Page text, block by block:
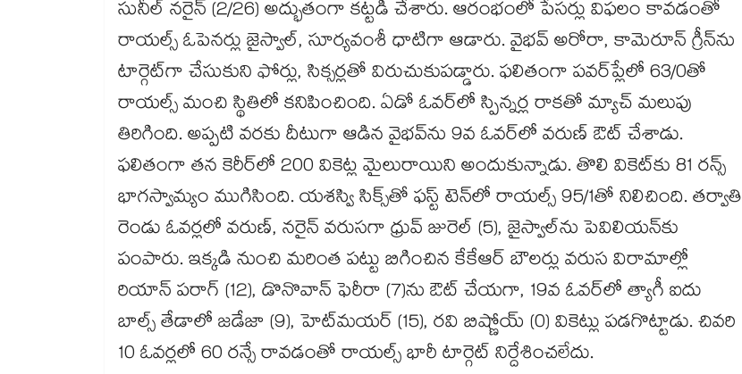
సునీల్‌‌‌‌‌‌‌‌‌‌‌‌‌‌‌‌‌‌‌‌‌‌‌‌‌‌‌‌‌‌‌‌‌‌‌‌‌‌‌‌‌‌‌‌‌‌‌‌‌‌‌‌‌‌‌‌‌‌‌‌‌‌‌‌‌‌‌‌‌‌‌‌‌‌‌‌‌‌‌‌‌‌‌‌‌‌‌‌‌‌‌‌‌‌‌‌‌‌‌‌‌‌‌‌‌‌‌‌‌‌‌‌‌‌‌‌‌‌‌‌‌‌‌‌‌‌‌‌ నరైన్‌‌‌‌‌‌‌‌‌‌‌‌‌‌‌‌‌‌‌‌‌‌‌‌‌‌‌‌‌‌‌‌‌‌‌‌‌‌‌‌‌‌‌‌‌‌‌‌‌‌‌‌‌‌‌‌‌‌‌‌‌‌‌‌‌‌‌‌‌‌‌‌‌‌‌‌‌‌‌‌‌‌‌‌‌‌‌‌‌‌‌‌‌‌‌‌‌‌‌‌‌‌‌‌‌‌‌‌‌‌‌‌‌‌‌‌‌‌‌‌‌‌‌‌‌‌‌‌ (2/26) అద్భుతంగా కట్టడి చేశారు. ఆరంభంలో పేసర్లు విఫలం కావడంతో
రాయల్స్‌‌‌‌‌‌‌‌‌‌‌‌‌‌‌‌‌‌‌‌‌‌‌‌‌‌‌‌‌‌‌‌‌‌‌‌‌‌‌‌‌‌‌‌‌‌‌‌‌‌‌‌‌‌‌‌‌‌‌‌‌‌‌‌‌‌‌‌‌‌‌‌‌‌‌‌‌‌‌‌‌‌‌‌‌‌‌‌‌‌‌‌‌‌‌‌‌‌‌‌‌‌‌‌‌‌‌‌‌‌‌‌‌‌‌‌‌‌‌‌‌‌‌‌‌‌‌‌ ఓపెనర్లు జైస్వాల్‌‌‌‌‌‌‌‌‌‌‌‌‌‌‌‌‌‌‌‌‌‌‌‌‌‌‌‌‌‌‌‌‌‌‌‌‌‌‌‌‌‌‌‌‌‌‌‌‌‌‌‌‌‌‌‌‌‌‌‌‌‌‌‌‌‌‌‌‌‌‌‌‌‌‌‌‌‌‌‌‌‌‌‌‌‌‌‌‌‌‌‌‌‌‌‌‌‌‌‌‌‌‌‌‌‌‌‌‌‌‌‌‌‌‌‌‌‌‌‌‌‌‌‌‌‌‌‌, సూర్యవంశీ ధాటిగా ఆడారు. వైభవ్‌‌‌‌‌‌‌‌‌‌‌‌‌‌‌‌‌‌‌‌‌‌‌‌‌‌‌‌‌‌‌‌‌‌‌‌‌‌‌‌‌‌‌‌‌‌‌‌‌‌‌‌‌‌‌‌‌‌‌‌‌‌‌‌‌‌‌‌‌‌‌‌‌‌‌‌‌‌‌‌‌‌‌‌‌‌‌‌‌‌‌‌‌‌‌‌‌‌‌‌‌‌‌‌‌‌‌‌‌‌‌‌‌‌‌‌‌‌‌‌‌‌‌‌‌‌‌‌ అరోరా, కామెరూన్‌‌‌‌‌‌‌‌‌‌‌‌‌‌‌‌‌‌‌‌‌‌‌‌‌‌‌‌‌‌‌‌‌‌‌‌‌‌‌‌‌‌‌‌‌‌‌‌‌‌‌‌‌‌‌‌‌‌‌‌‌‌‌‌‌‌‌‌‌‌‌‌‌‌‌‌‌‌‌‌‌‌‌‌‌‌‌‌‌‌‌‌‌‌‌‌‌‌‌‌‌‌‌‌‌‌‌‌‌‌‌‌‌‌‌‌‌‌‌‌‌‌‌‌‌‌‌‌ గ్రీన్‌‌‌‌‌‌‌‌‌‌‌‌‌‌‌‌‌‌‌‌‌‌‌‌‌‌‌‌‌‌‌‌‌‌‌‌‌‌‌‌‌‌‌‌‌‌‌‌‌‌‌‌‌‌‌‌‌‌‌‌‌‌‌‌‌‌‌‌‌‌‌‌‌‌‌‌‌‌‌‌‌‌‌‌‌‌‌‌‌‌‌‌‌‌‌‌‌‌‌‌‌‌‌‌‌‌‌‌‌‌‌‌‌‌‌‌‌‌‌‌‌‌‌‌‌‌‌‌ను
టార్గెట్‌‌గా చేసుకుని ఫోర్లు, సిక్సర్లతో విరుచుకుపడ్డారు. ఫలితంగా పవర్‌‌‌‌‌‌‌‌‌‌‌‌‌‌‌‌‌‌‌‌‌‌‌‌‌‌‌‌‌‌‌‌‌‌‌‌‌‌‌‌‌‌‌‌‌‌‌‌‌‌‌‌‌‌‌‌‌‌‌‌‌‌‌‌‌‌‌‌‌‌‌‌‌‌‌‌‌‌‌‌‌‌‌‌‌‌‌‌‌‌‌‌‌‌‌‌‌‌‌‌‌‌‌‌‌‌‌‌‌‌‌‌‌‌‌‌‌‌‌‌‌‌‌‌‌‌‌‌ప్లేలో 63/0తో
రాయల్స్‌‌‌‌‌‌‌‌‌‌‌‌‌‌‌‌‌‌‌‌‌‌‌‌‌‌‌‌‌‌‌‌‌‌‌‌‌‌‌‌‌‌‌‌‌‌‌‌‌‌‌‌‌‌‌‌‌‌‌‌‌‌‌‌‌‌‌‌‌‌‌‌‌‌‌‌‌‌‌‌‌‌‌‌‌‌‌‌‌‌‌‌‌‌‌‌‌‌‌‌‌‌‌‌‌‌‌‌‌‌‌‌‌‌‌‌‌‌‌‌‌‌‌‌‌‌‌‌ మంచి స్థితిలో కనిపించింది. ఏడో ఓవర్‌‌‌‌‌‌‌‌‌‌‌‌‌‌‌‌‌‌‌‌‌‌‌‌‌‌‌‌‌‌‌‌‌‌‌‌‌‌‌‌‌‌‌‌‌‌‌‌‌‌‌‌‌‌‌‌‌‌‌‌‌‌‌‌‌‌‌‌‌‌‌‌‌‌‌‌‌‌‌‌‌‌‌‌‌‌‌‌‌‌‌‌‌‌‌‌‌‌‌‌‌‌‌‌‌‌‌‌‌‌‌‌‌‌‌‌‌‌‌‌‌‌‌‌‌‌‌‌లో స్పిన్నర్ల రాకతో మ్యాచ్‌‌‌‌‌‌‌‌‌‌‌‌‌‌‌‌‌‌‌‌‌‌‌‌‌‌‌‌‌‌‌‌‌‌‌‌‌‌‌‌‌‌‌‌‌‌‌‌‌‌‌‌‌‌‌‌‌‌‌‌‌‌‌‌‌‌‌‌‌‌‌‌‌‌‌‌‌‌‌‌‌‌‌‌‌‌‌‌‌‌‌‌‌‌‌‌‌‌‌‌‌‌‌‌‌‌‌‌‌‌‌‌‌‌‌‌‌‌‌‌‌‌‌‌‌‌‌‌ మలుపు
తిరిగింది. అప్పటి వరకు దీటుగా ఆడిన వైభవ్‌‌‌‌‌‌‌‌‌‌‌‌‌‌‌‌‌‌‌‌‌‌‌‌‌‌‌‌‌‌‌‌‌‌‌‌‌‌‌‌‌‌‌‌‌‌‌‌‌‌‌‌‌‌‌‌‌‌‌‌‌‌‌‌‌‌‌‌‌‌‌‌‌‌‌‌‌‌‌‌‌‌‌‌‌‌‌‌‌‌‌‌‌‌‌‌‌‌‌‌‌‌‌‌‌‌‌‌‌‌‌‌‌‌‌‌‌‌‌‌‌‌‌‌‌‌‌‌ను 9వ ఓవర్‌‌‌‌‌‌‌‌‌‌‌‌‌‌‌‌‌‌‌‌‌‌‌‌‌‌‌‌‌‌‌‌‌‌‌‌‌‌‌‌‌‌‌‌‌‌‌‌‌‌‌‌‌‌‌‌‌‌‌‌‌‌‌‌‌‌‌‌‌‌‌‌‌‌‌‌‌‌‌‌‌‌‌‌‌‌‌‌‌‌‌‌‌‌‌‌‌‌‌‌‌‌‌‌‌‌‌‌‌‌‌‌‌‌‌‌‌‌‌‌‌‌‌‌‌‌‌‌లో వరుణ్‌‌‌‌‌‌‌‌‌‌‌‌‌‌‌‌‌‌‌‌‌‌‌‌‌‌‌‌‌‌‌‌‌‌‌‌‌‌‌‌‌‌‌‌‌‌‌‌‌‌‌‌‌‌‌‌‌‌‌‌‌‌‌‌‌‌‌‌‌‌‌‌‌‌‌‌‌‌‌‌‌‌‌‌‌‌‌‌‌‌‌‌‌‌‌‌‌‌‌‌‌‌‌‌‌‌‌‌‌‌‌‌‌‌‌‌‌‌‌‌‌‌‌‌‌‌‌‌ ఔట్‌‌‌‌‌‌‌‌‌‌‌‌‌‌‌‌‌‌‌‌‌‌‌‌‌‌‌‌‌‌‌‌‌‌‌‌‌‌‌‌‌‌‌‌‌‌‌‌‌‌‌‌‌‌‌‌‌‌‌‌‌‌‌‌‌‌‌‌‌‌‌‌‌‌‌‌‌‌‌‌‌‌‌‌‌‌‌‌‌‌‌‌‌‌‌‌‌‌‌‌‌‌‌‌‌‌‌‌‌‌‌‌‌‌‌‌‌‌‌‌‌‌‌‌‌‌‌‌ చేశాడు.
ఫలితంగా తన కెరీర్‌‌‌‌‌‌‌‌‌‌‌‌‌‌‌‌‌‌‌‌‌‌‌‌‌‌‌‌‌‌‌‌‌‌‌‌‌‌‌‌‌‌‌‌‌‌‌‌‌‌‌‌‌‌‌‌‌‌‌‌‌‌‌‌‌‌‌‌‌‌‌‌‌‌‌‌‌‌‌‌‌‌‌‌‌‌‌‌‌‌‌‌‌‌‌‌‌‌‌‌‌‌‌‌‌‌‌‌‌‌‌‌‌‌‌‌‌‌‌‌‌‌‌‌‌‌‌‌లో 200 వికెట్ల మైలురాయిని అందుకున్నాడు. తొలి వికెట్‌‌‌‌‌‌‌‌‌‌‌‌‌‌‌‌‌‌‌‌‌‌‌‌‌‌‌‌‌‌‌‌‌‌‌‌‌‌‌‌‌‌‌‌‌‌‌‌‌‌‌‌‌‌‌‌‌‌‌‌‌‌‌‌‌‌‌‌‌‌‌‌‌‌‌‌‌‌‌‌‌‌‌‌‌‌‌‌‌‌‌‌‌‌‌‌‌‌‌‌‌‌‌‌‌‌‌‌‌‌‌‌‌‌‌‌‌‌‌‌‌‌‌‌‌‌‌‌కు 81 రన్స్‌‌‌‌‌‌‌‌‌‌‌‌‌‌‌‌‌‌‌‌‌‌‌‌‌‌‌‌‌‌‌‌‌‌‌‌‌‌‌‌‌‌‌‌‌‌‌‌‌‌‌‌‌‌‌‌‌‌‌‌‌‌‌‌‌‌‌‌‌‌‌‌‌‌‌‌‌‌‌‌‌‌‌‌‌‌‌‌‌‌‌‌‌‌‌‌‌‌‌‌‌‌‌‌‌‌‌‌‌‌‌‌‌‌‌‌‌‌‌‌‌‌‌‌‌‌‌‌
భాగస్వామ్యం ముగిసింది. యశస్వి సిక్స్‌‌‌‌‌‌‌‌‌‌‌‌‌‌‌‌‌‌‌‌‌‌‌‌‌‌‌‌‌‌‌‌‌‌‌‌‌‌‌‌‌‌‌‌‌‌‌‌‌‌‌‌‌‌‌‌‌‌‌‌‌‌‌‌‌‌‌‌‌‌‌‌‌‌‌‌‌‌‌‌‌‌‌‌‌‌‌‌‌‌‌‌‌‌‌‌‌‌‌‌‌‌‌‌‌‌‌‌‌‌‌‌‌‌‌‌‌‌‌‌‌‌‌‌‌‌‌‌తో ఫస్ట్‌‌‌‌‌‌‌‌‌‌‌‌‌‌‌‌‌‌‌‌‌‌‌‌‌‌‌‌‌‌‌‌‌‌‌‌‌‌‌‌‌‌‌‌‌‌‌‌‌‌‌‌‌‌‌‌‌‌‌‌‌‌‌‌‌‌‌‌‌‌‌‌‌‌‌‌‌‌‌‌‌‌‌‌‌‌‌‌‌‌‌‌‌‌‌‌‌‌‌‌‌‌‌‌‌‌‌‌‌‌‌‌‌‌‌‌‌‌‌‌‌‌‌‌‌‌‌‌ టెన్‌‌‌‌‌‌‌‌‌‌‌‌‌‌‌‌‌‌‌‌‌‌‌‌‌‌‌‌‌‌‌‌‌‌‌‌‌‌‌‌‌‌‌‌‌‌‌‌‌‌‌‌‌‌‌‌‌‌‌‌‌‌‌‌‌‌‌‌‌‌‌‌‌‌‌‌‌‌‌‌‌‌‌‌‌‌‌‌‌‌‌‌‌‌‌‌‌‌‌‌‌‌‌‌‌‌‌‌‌‌‌‌‌‌‌‌‌‌‌‌‌‌‌‌‌‌‌‌లో రాయల్స్‌‌‌‌‌‌‌‌‌‌‌‌‌‌‌‌‌‌‌‌‌‌‌‌‌‌‌‌‌‌‌‌‌‌‌‌‌‌‌‌‌‌‌‌‌‌‌‌‌‌‌‌‌‌‌‌‌‌‌‌‌‌‌‌‌‌‌‌‌‌‌‌‌‌‌‌‌‌‌‌‌‌‌‌‌‌‌‌‌‌‌‌‌‌‌‌‌‌‌‌‌‌‌‌‌‌‌‌‌‌‌‌‌‌‌‌‌‌‌‌‌‌‌‌‌‌‌‌ 95/1తో నిలిచింది. తర్వాతి
రెండు ఓవర్లలో వరుణ్‌‌‌‌‌‌‌‌‌‌‌‌‌‌‌‌‌‌‌‌‌‌‌‌‌‌‌‌‌‌‌‌‌‌‌‌‌‌‌‌‌‌‌‌‌‌‌‌‌‌‌‌‌‌‌‌‌‌‌‌‌‌‌‌‌‌‌‌‌‌‌‌‌‌‌‌‌‌‌‌‌‌‌‌‌‌‌‌‌‌‌‌‌‌‌‌‌‌‌‌‌‌‌‌‌‌‌‌‌‌‌‌‌‌‌‌‌‌‌‌‌‌‌‌‌‌‌‌, నరైన్‌‌‌‌‌‌‌‌‌‌‌‌‌‌‌‌‌‌‌‌‌‌‌‌‌‌‌‌‌‌‌‌‌‌‌‌‌‌‌‌‌‌‌‌‌‌‌‌‌‌‌‌‌‌‌‌‌‌‌‌‌‌‌‌‌‌‌‌‌‌‌‌‌‌‌‌‌‌‌‌‌‌‌‌‌‌‌‌‌‌‌‌‌‌‌‌‌‌‌‌‌‌‌‌‌‌‌‌‌‌‌‌‌‌‌‌‌‌‌‌‌‌‌‌‌‌‌‌ వరుసగా ధ్రువ్‌‌‌‌‌‌‌‌‌‌‌‌‌‌‌‌‌‌‌‌‌‌‌‌‌‌‌‌‌‌‌‌‌‌‌‌‌‌‌‌‌‌‌‌‌‌‌‌‌‌‌‌‌‌‌‌‌‌‌‌‌‌‌‌‌‌‌‌‌‌‌‌‌‌‌‌‌‌‌‌‌‌‌‌‌‌‌‌‌‌‌‌‌‌‌‌‌‌‌‌‌‌‌‌‌‌‌‌‌‌‌‌‌‌‌‌‌‌‌‌‌‌‌‌‌‌‌‌ జురెల్‌‌‌‌‌‌‌‌‌‌‌‌‌‌‌‌‌‌‌‌‌‌‌‌‌‌‌‌‌‌‌‌‌‌‌‌‌‌‌‌‌‌‌‌‌‌‌‌‌‌‌‌‌‌‌‌‌‌‌‌‌‌‌‌‌‌‌‌‌‌‌‌‌‌‌‌‌‌‌‌‌‌‌‌‌‌‌‌‌‌‌‌‌‌‌‌‌‌‌‌‌‌‌‌‌‌‌‌‌‌‌‌‌‌‌‌‌‌‌‌‌‌‌‌‌‌‌‌ (5), జైస్వాల్‌‌‌‌‌‌‌‌‌‌‌‌‌‌‌‌‌‌‌‌‌‌‌‌‌‌‌‌‌‌‌‌‌‌‌‌‌‌‌‌‌‌‌‌‌‌‌‌‌‌‌‌‌‌‌‌‌‌‌‌‌‌‌‌‌‌‌‌‌‌‌‌‌‌‌‌‌‌‌‌‌‌‌‌‌‌‌‌‌‌‌‌‌‌‌‌‌‌‌‌‌‌‌‌‌‌‌‌‌‌‌‌‌‌‌‌‌‌‌‌‌‌‌‌‌‌‌‌ను పెవిలియన్‌‌‌‌‌‌‌‌‌‌‌‌‌‌‌‌‌‌‌‌‌‌‌‌‌‌‌‌‌‌‌‌‌‌‌‌‌‌‌‌‌‌‌‌‌‌‌‌‌‌‌‌‌‌‌‌‌‌‌‌‌‌‌‌‌‌‌‌‌‌‌‌‌‌‌‌‌‌‌‌‌‌‌‌‌‌‌‌‌‌‌‌‌‌‌‌‌‌‌‌‌‌‌‌‌‌‌‌‌‌‌‌‌‌‌‌‌‌‌‌‌‌‌‌‌‌‌‌కు
పంపారు. ఇక్కడి నుంచి మరింత పట్టు బిగించిన కేకేఆర్‌‌‌‌‌‌‌‌‌‌‌‌‌‌‌‌‌‌‌‌‌‌‌‌‌‌‌‌‌‌‌‌‌‌‌‌‌‌‌‌‌‌‌‌‌‌‌‌‌‌‌‌‌‌‌‌‌‌‌‌‌‌‌‌‌‌‌‌‌‌‌‌‌‌‌‌‌‌‌‌‌‌‌‌‌‌‌‌‌‌‌‌‌‌‌‌‌‌‌‌‌‌‌‌‌‌‌‌‌‌‌‌‌‌‌‌‌‌‌‌‌‌‌‌‌‌‌‌ బౌలర్లు వరుస విరామాల్లో
రియాన్‌‌‌‌‌‌‌‌‌‌‌‌‌‌‌‌‌‌‌‌‌‌‌‌‌‌‌‌‌‌‌‌‌‌‌‌‌‌‌‌‌‌‌‌‌‌‌‌‌‌‌‌‌‌‌‌‌‌‌‌‌‌‌‌‌‌‌‌‌‌‌‌‌‌‌‌‌‌‌‌‌‌‌‌‌‌‌‌‌‌‌‌‌‌‌‌‌‌‌‌‌‌‌‌‌‌‌‌‌‌‌‌‌‌‌‌‌‌‌‌‌‌‌‌‌‌‌‌ పరాగ్‌‌‌‌‌‌‌‌‌‌‌‌‌‌‌‌‌‌‌‌‌‌‌‌‌‌‌‌‌‌‌‌‌‌‌‌‌‌‌‌‌‌‌‌‌‌‌‌‌‌‌‌‌‌‌‌‌‌‌‌‌‌‌‌‌‌‌‌‌‌‌‌‌‌‌‌‌‌‌‌‌‌‌‌‌‌‌‌‌‌‌‌‌‌‌‌‌‌‌‌‌‌‌‌‌‌‌‌‌‌‌‌‌‌‌‌‌‌‌‌‌‌‌‌‌‌‌‌ (12), డొనొవాన్‌‌‌‌‌‌‌‌‌‌‌‌‌‌‌‌‌‌‌‌‌‌‌‌‌‌‌‌‌‌‌‌‌‌‌‌‌‌‌‌‌‌‌‌‌‌‌‌‌‌‌‌‌‌‌‌‌‌‌‌‌‌‌‌‌‌‌‌‌‌‌‌‌‌‌‌‌‌‌‌‌‌‌‌‌‌‌‌‌‌‌‌‌‌‌‌‌‌‌‌‌‌‌‌‌‌‌‌‌‌‌‌‌‌‌‌‌‌‌‌‌‌‌‌‌‌‌‌ ఫెరీరా (7)ను ఔట్‌‌‌‌‌‌‌‌‌‌‌‌‌‌‌‌‌‌‌‌‌‌‌‌‌‌‌‌‌‌‌‌‌‌‌‌‌‌‌‌‌‌‌‌‌‌‌‌‌‌‌‌‌‌‌‌‌‌‌‌‌‌‌‌‌‌‌‌‌‌‌‌‌‌‌‌‌‌‌‌‌‌‌‌‌‌‌‌‌‌‌‌‌‌‌‌‌‌‌‌‌‌‌‌‌‌‌‌‌‌‌‌‌‌‌‌‌‌‌‌‌‌‌‌‌‌‌‌ చేయగా, 19వ ఓవర్‌‌‌‌‌‌‌‌‌‌‌‌‌‌‌‌‌‌‌‌‌‌‌‌‌‌‌‌‌‌‌‌‌‌‌‌‌‌‌‌‌‌‌‌‌‌‌‌‌‌‌‌‌‌‌‌‌‌‌‌‌‌‌‌‌‌‌‌‌‌‌‌‌‌‌‌‌‌‌‌‌‌‌‌‌‌‌‌‌‌‌‌‌‌‌‌‌‌‌‌‌‌‌‌‌‌‌‌‌‌‌‌‌‌‌‌‌‌‌‌‌‌‌‌‌‌‌‌లో త్యాగీ ఐదు
బాల్స్‌‌‌‌‌‌‌‌‌‌‌‌‌‌‌‌‌‌‌‌‌‌‌‌‌‌‌‌‌‌‌‌‌‌‌‌‌‌‌‌‌‌‌‌‌‌‌‌‌‌‌‌‌‌‌‌‌‌‌‌‌‌‌‌‌‌‌‌‌‌‌‌‌‌‌‌‌‌‌‌‌‌‌‌‌‌‌‌‌‌‌‌‌‌‌‌‌‌‌‌‌‌‌‌‌‌‌‌‌‌‌‌‌‌‌‌‌‌‌‌‌‌‌‌‌‌‌‌ తేడాలో జడేజా (9), హెట్‌‌‌‌‌‌‌‌‌‌‌‌‌‌‌‌‌‌‌‌‌‌‌‌‌‌‌‌‌‌‌‌‌‌‌‌‌‌‌‌‌‌‌‌‌‌‌‌‌‌‌‌‌‌‌‌‌‌‌‌‌‌‌‌‌‌‌‌‌‌‌‌‌‌‌‌‌‌‌‌‌‌‌‌‌‌‌‌‌‌‌‌‌‌‌‌‌‌‌‌‌‌‌‌‌‌‌‌‌‌‌‌‌‌‌‌‌‌‌‌‌‌‌‌‌‌‌‌మయర్‌‌‌‌‌‌‌‌‌‌‌‌‌‌‌‌‌‌‌‌‌‌‌‌‌‌‌‌‌‌‌‌‌‌‌‌‌‌‌‌‌‌‌‌‌‌‌‌‌‌‌‌‌‌‌‌‌‌‌‌‌‌‌‌‌‌‌‌‌‌‌‌‌‌‌‌‌‌‌‌‌‌‌‌‌‌‌‌‌‌‌‌‌‌‌‌‌‌‌‌‌‌‌‌‌‌‌‌‌‌‌‌‌‌‌‌‌‌‌‌‌‌‌‌‌‌‌‌ (15), రవి బిష్ణోయ్‌‌‌‌‌‌‌‌‌‌‌‌‌‌‌‌‌‌‌‌‌‌‌‌‌‌‌‌‌‌‌‌‌‌‌‌‌‌‌‌‌‌‌‌‌‌‌‌‌‌‌‌‌‌‌‌‌‌‌‌‌‌‌‌‌‌‌‌‌‌‌‌‌‌‌‌‌‌‌‌‌‌‌‌‌‌‌‌‌‌‌‌‌‌‌‌‌‌‌‌‌‌‌‌‌‌‌‌‌‌‌‌‌‌‌‌‌‌‌‌‌‌‌‌‌‌‌‌ (0) వికెట్లు పడగొట్టాడు. చివరి
10 ఓవర్లలో 60 రన్సే రావడంతో రాయల్స్‌‌‌‌‌‌‌‌‌‌‌‌‌‌‌‌‌‌‌‌‌‌‌‌‌‌‌‌‌‌‌‌‌‌‌‌‌‌‌‌‌‌‌‌‌‌‌‌‌‌‌‌‌‌‌‌‌‌‌‌‌‌‌‌‌‌‌‌‌‌‌‌‌‌‌‌‌‌‌‌‌‌‌‌‌‌‌‌‌‌‌‌‌‌‌‌‌‌‌‌‌‌‌‌‌‌‌‌‌‌‌‌‌‌‌‌‌‌‌‌‌‌‌‌‌‌‌‌ భారీ టార్గెట్‌‌‌‌‌‌‌‌‌‌‌‌‌‌‌‌‌‌‌‌‌‌‌‌‌‌‌‌‌‌‌‌‌‌‌‌‌‌‌‌‌‌‌‌‌‌‌‌‌‌‌‌‌‌‌‌‌‌‌‌‌‌‌‌‌‌‌‌‌‌‌‌‌‌‌‌‌‌‌‌‌‌‌‌‌‌‌‌‌‌‌‌‌‌‌‌‌‌‌‌‌‌‌‌‌‌‌‌‌‌‌‌‌‌‌‌‌‌‌‌‌‌‌‌‌‌‌‌ నిర్దేశించలేదు.